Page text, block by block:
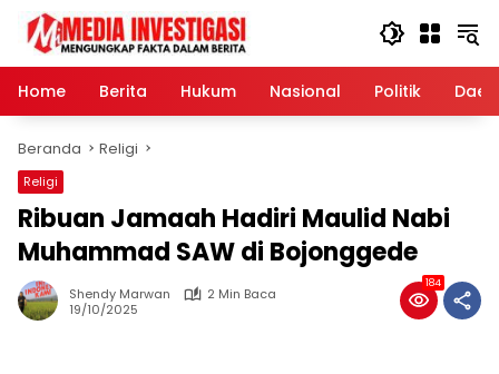
Langsung
konten
Home
Berita Hukum Nasional Politik
Beranda Religi
Religi
Ribuan Jamaah Hadiri Maulid Nabi
Muhammad SAW di Bojonggede
Shendy Marwan
2 Min Baca
19/10/2025
184